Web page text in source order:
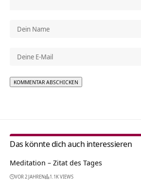
Das könnte dich auch interessieren
Meditation – Zitat des Tages
VOR 2 JAHREN 1.1K VIEWS